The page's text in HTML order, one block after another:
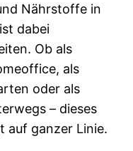
Nährstoffe in
dabei
Ob als
als
oder als
– dieses
auf ganzer Linie.